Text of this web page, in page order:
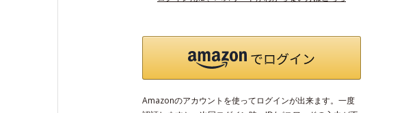
Amazonのアカウントを使ってログインが出来ます。一度